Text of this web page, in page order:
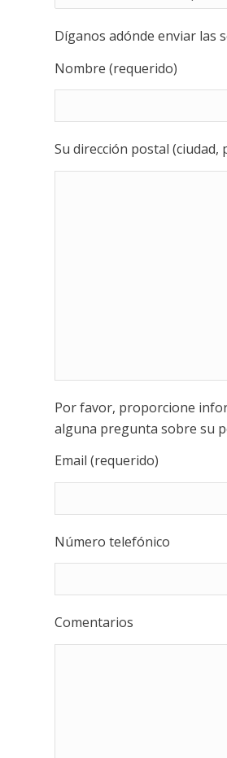
Díganos adónde enviar las
Nombre (requerido)
Su dirección postal
Por favor, proporcione
alguna pregunta sobre su
Email (requerido)
Número telefónico
Comentarios